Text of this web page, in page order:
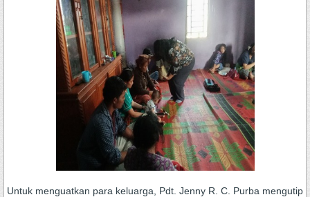
Untuk menguatkan para keluarga, Pdt. Jenny R. C. Purba mengutip